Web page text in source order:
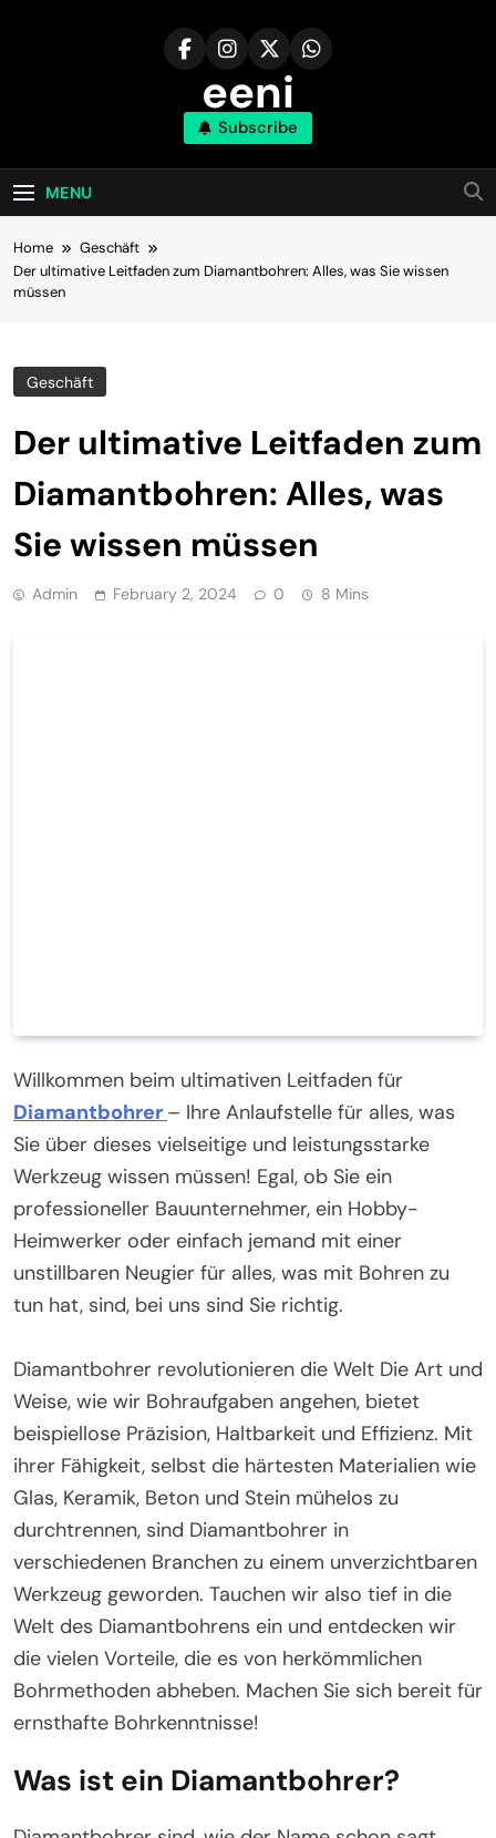
eeni
Subscribe
MENU
Home
Geschäft
Der ultimative Leitfaden zum Diamantbohren: Alles, was Sie wissen
müssen
Geschäft
Der ultimative Leitfaden zum
Diamantbohren: Alles, was
Sie wissen müssen
Admin February 2, 2024 0 8 Mins
Willkommen beim ultimativen Leitfaden für
Diamantbohrer – Ihre Anlaufstelle für alles, was
Sie über dieses vielseitige und leistungsstarke
Werkzeug wissen müssen! Egal, ob Sie ein
professioneller Bauunternehmer, ein Hobby-
Heimwerker oder einfach jemand mit einer
unstillbaren Neugier für alles, was mit Bohren zu
tun hat, sind, bei uns sind Sie richtig.
Diamantbohrer revolutionieren die Welt Die Art und
Weise, wie wir Bohraufgaben angehen, bietet
beispiellose Präzision, Haltbarkeit und Effizienz. Mit
ihrer Fähigkeit, selbst die härtesten Materialien wie
Glas, Keramik, Beton und Stein mühelos zu
durchtrennen, sind Diamantbohrer in
verschiedenen Branchen zu einem unverzichtbaren
Werkzeug geworden. Tauchen wir also tief in die
Welt des Diamantbohrens ein und entdecken wir
die vielen Vorteile, die es von herkömmlichen
Bohrmethoden abheben. Machen Sie sich bereit für
ernsthafte Bohrkenntnisse!
Was ist ein Diamantbohrer?